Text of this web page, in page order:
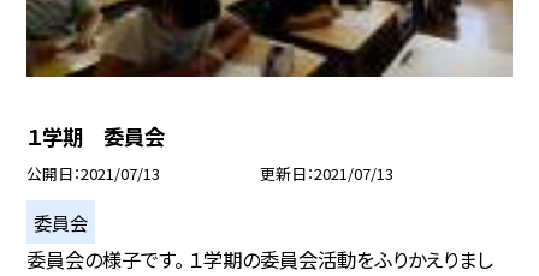
１学期 委員会
公開日 2021/07/13 更新日 2021/07/13
委員会
委員会の様子です。 １学期の委員会活動をふりかえりまし